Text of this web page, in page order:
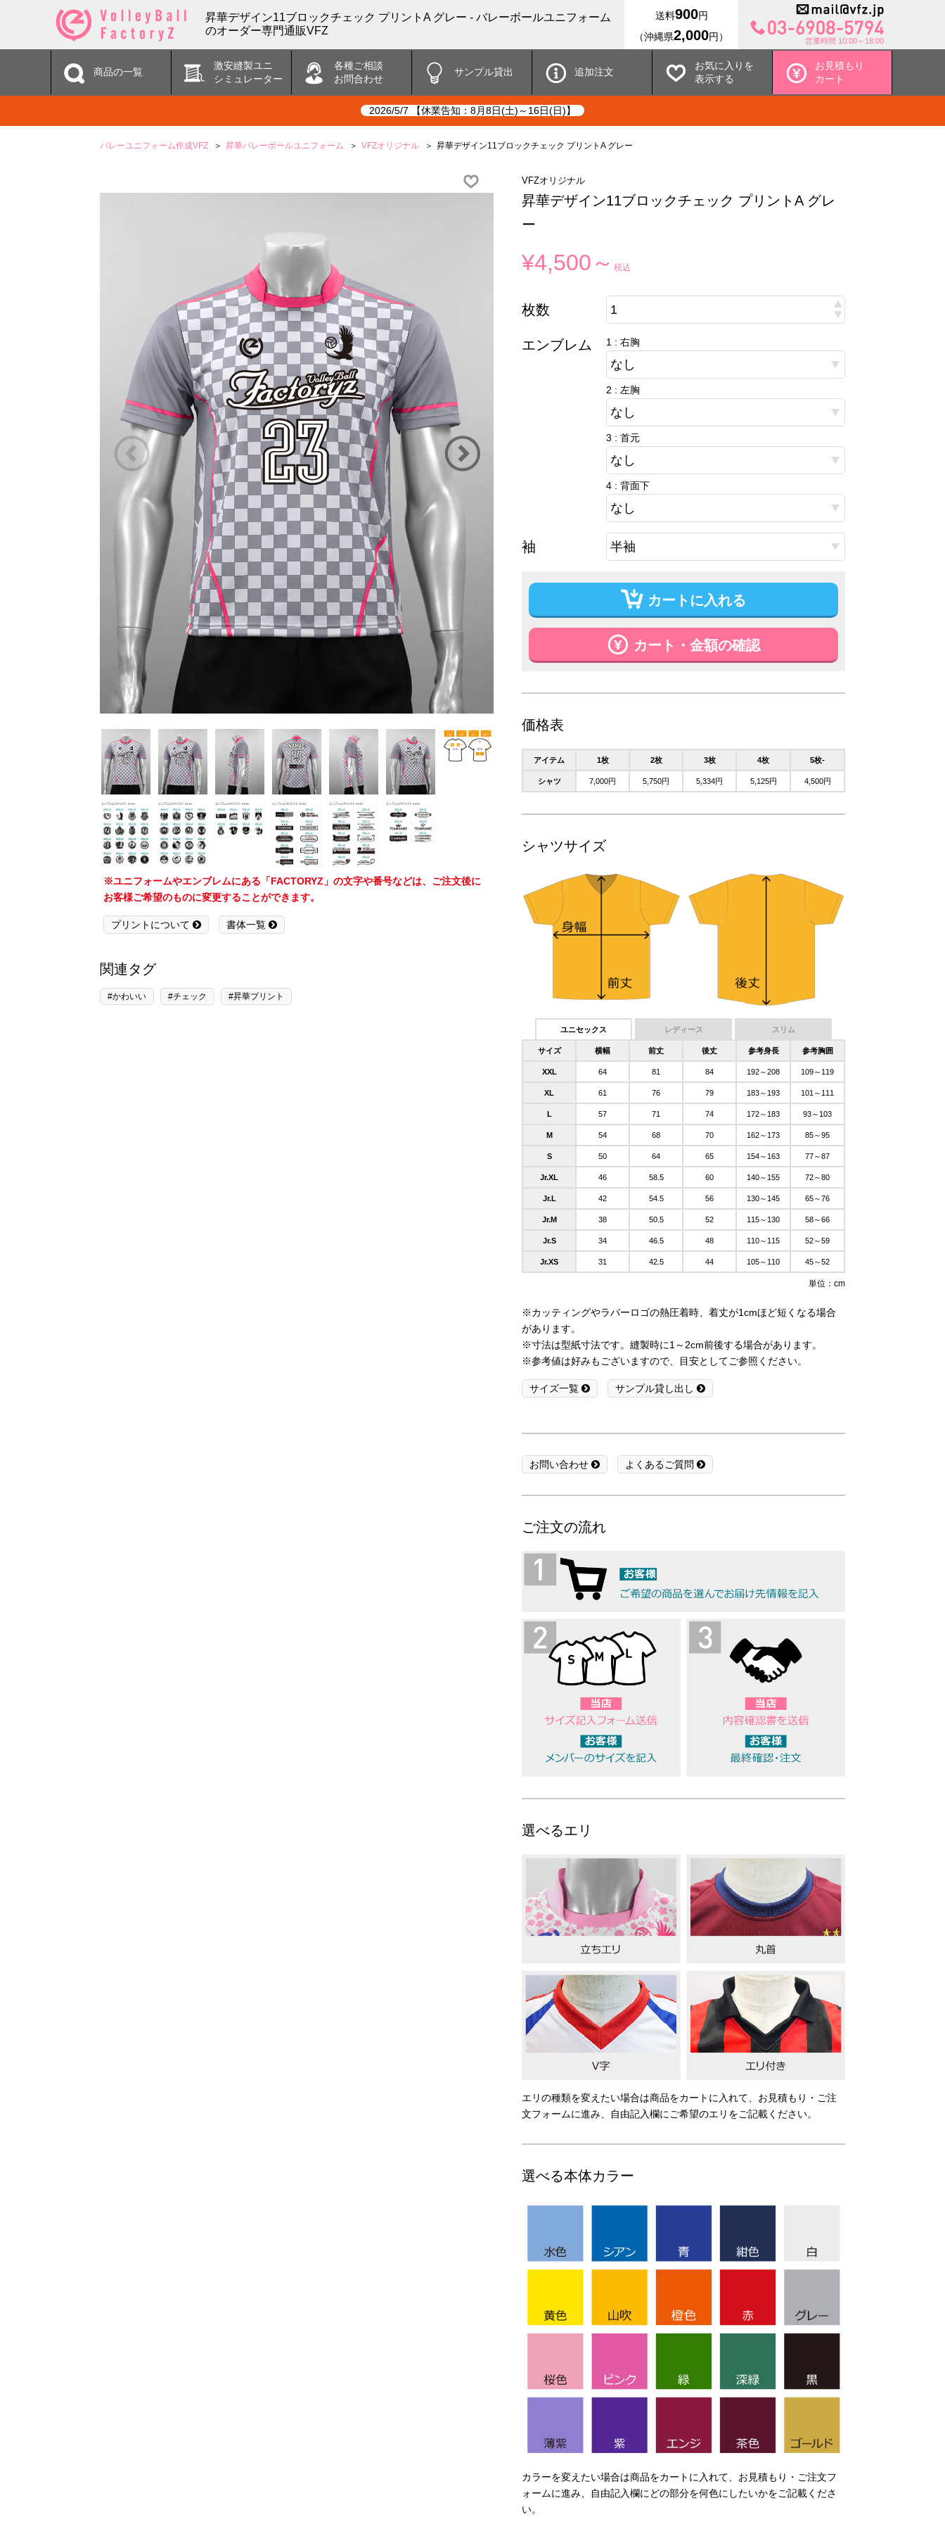
昇華デザイン11ブロックチェック プリントA グレー - バレーボールユニフォーム
のオーダー専門通販VFZ
送料900円
（沖縄県2,000円） 営業時間 10:00～18:00
商品の一覧
激安縫製ユニ
シミュレーター
各種ご相談
お問合わせ
サンプル貸出 追加注文
お気に入りを
表示する
お見積もり
カート
2026/5/7 【休業告知：8月8日(土)～16日(日)】
バレーユニフォーム作成VFZ 昇華バレーボールユニフォーム VFZオリジナル 昇華デザイン11ブロックチェック プリントA グレー
※ユニフォームやエンブレムにある「FACTORYZ」の文字や番号などは、ご注文後に
お客様ご希望のものに変更することができます。
プリントについて 書体一覧
関連タグ
#かわいい #チェック #昇華プリント
VFZオリジナル
昇華デザイン11ブロックチェック プリントA グレ
ー
¥4,500～ 税込
枚数
エンブレム 1 : 右胸
2 : 左胸
3 : 首元
4 : 背面下
袖
カートに入れる
カート・金額の確認
価格表
アイテム 1枚 2枚 3枚 4枚 5枚-
シャツ 7,000円 5,750円 5,334円 5,125円 4,500円
シャツサイズ
ユニセックス レディース スリム
サイズ 横幅 前丈 後丈 参考身長 参考胸囲
XXL 64 81 84 192～208 109～119
XL 61 76 79 183～193 101～111
L 57 71 74 172～183 93～103
M 54 68 70 162～173 85～95
S 50 64 65 154～163 77～87
Jr.XL 46 58.5 60 140～155 72～80
Jr.L 42 54.5 56 130～145 65～76
Jr.M 38 50.5 52 115～130 58～66
Jr.S 34 46.5 48 110～115 52～59
Jr.XS 31 42.5 44 105～110 45～52
単位：cm
※カッティングやラバーロゴの熱圧着時、着丈が1cmほど短くなる場合
があります。
※寸法は型紙寸法です。縫製時に1～2cm前後する場合があります。
※参考値は好みもございますので、目安としてご参照ください。
サイズ一覧 サンプル貸し出し
お問い合わせ よくあるご質問
ご注文の流れ
選べるエリ
エリの種類を変えたい場合は商品をカートに入れて、お見積もり・ご注
文フォームに進み、自由記入欄にご希望のエリをご記載ください。
選べる本体カラー
カラーを変えたい場合は商品をカートに入れて、お見積もり・ご注文フ
ォームに進み、自由記入欄にどの部分を何色にしたいかをご記載くださ
い。